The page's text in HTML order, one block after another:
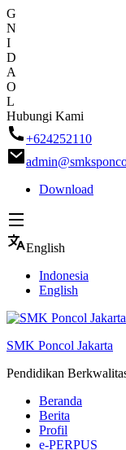
G
N
I
D
A
O
L
Skip
to
content
Hubungi Kami
+624252110
Download
English
Indonesia
English
SMK Poncol Jakarta
Pendidikan
Beranda
Berita
Profil
e-PERPUS